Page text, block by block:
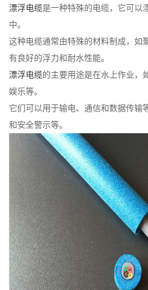
漂浮电缆是一种特殊的电缆，它可以
中。
这种电缆通常由特殊的材料制成，如
有良好的浮力和耐水性能。
漂浮电缆的主要用途是在水上作业，
娱乐等。
它们可以用于输电、通信和数据传输
和安全警示等。